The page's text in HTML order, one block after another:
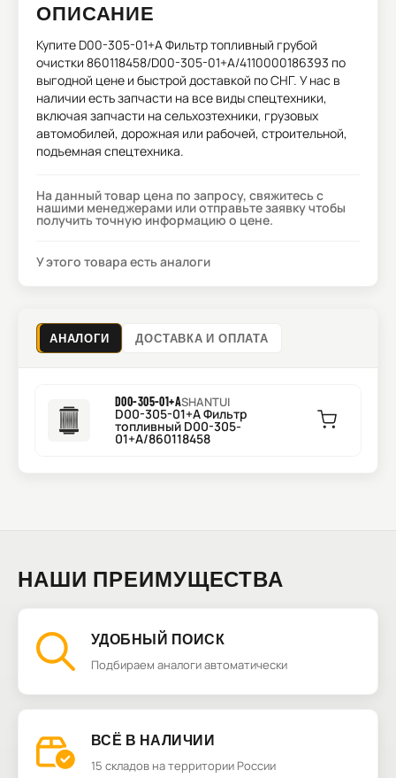
ОПИСАНИЕ
Купите D00-305-01+A Фильтр топливный грубой
очистки 860118458/D00-305-01+A/4110000186393 по
выгодной цене и быстрой доставкой по СНГ. У нас в
наличии есть запчасти на все виды спецтехники,
включая запчасти на сельхозтехники, грузовых
автомобилей, дорожная или рабочей, строительной,
подъемная спецтехника.
На данный товар цена по запросу, свяжитесь с
нашими менеджерами или отправьте заявку чтобы
получить точную информацию о цене.
У этого товара есть аналоги
АНАЛОГИ ДОСТАВКА И ОПЛАТА
D00-305-01+ASHANTUI
D00-305-01+A Фильтр
топливный D00-305-
01+A/860118458
НАШИ ПРЕИМУЩЕСТВА
УДОБНЫЙ ПОИСК
Подбираем аналоги автоматически
ВСЁ В НАЛИЧИИ
15 складов на территории России